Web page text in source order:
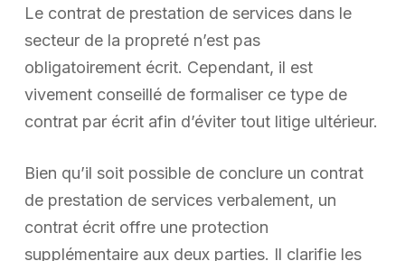
Le contrat de prestation de services dans le
secteur de la propreté n’est pas
obligatoirement écrit. Cependant, il est
vivement conseillé de formaliser ce type de
contrat par écrit afin d’éviter tout litige ultérieur.
Bien qu’il soit possible de conclure un contrat
de prestation de services verbalement, un
contrat écrit offre une protection
supplémentaire aux deux parties. Il clarifie les